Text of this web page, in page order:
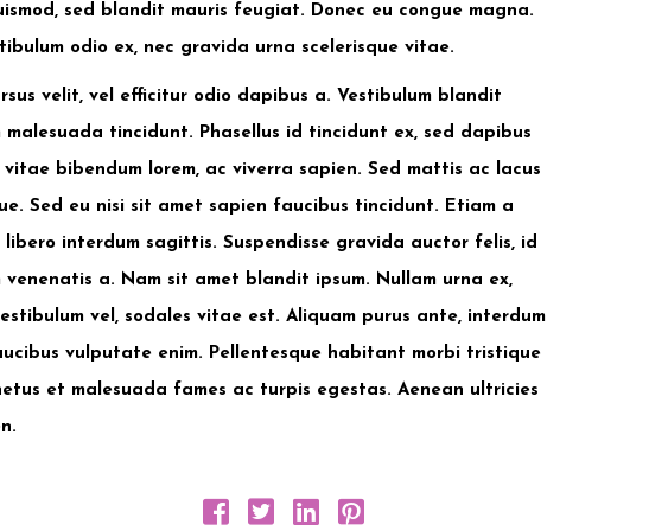
sed blandit mauris feugiat. Donec eu congue magna.
odio ex, nec gravida urna scelerisque vitae.
velit, vel efficitur odio dapibus a. Vestibulum blandit
malesuada tincidunt. Phasellus id tincidunt ex, sed dapibus
bibendum lorem, ac viverra sapien. Sed mattis ac lacus
Sed eu nisi sit amet sapien faucibus tincidunt. Etiam a
interdum sagittis. Suspendisse gravida auctor felis, id
venenatis a. Nam sit amet blandit ipsum. Nullam urna ex,
vel, sodales vitae est. Aliquam purus ante, interdum
vulputate enim. Pellentesque habitant morbi tristique
et malesuada fames ac turpis egestas. Aenean ultricies